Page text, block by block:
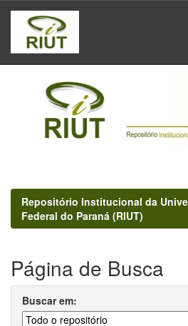
Skip
navigation
Repositório Institucional da
Federal do Paraná (RIUT)
Página de Busca
Buscar em: